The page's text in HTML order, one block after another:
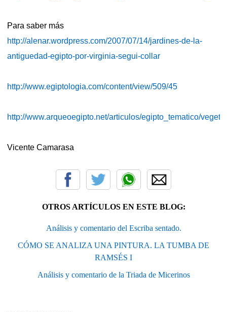
Para saber más
http://alenar.wordpress.com/2007/07/14/jardines-de-la-
antiguedad-egipto-por-virginia-segui-collar
http://www.egiptologia.com/content/view/509/45
http://www.arqueoegipto.net/articulos/egipto_tematico/
Vicente Camarasa
OTROS ARTÍCULOS EN ESTE BLOG:
Análisis y comentario del Escriba sentado.
CÓMO SE ANALIZA UNA PINTURA. LA TUMBA DE
RAMSÉS I
Análisis y comentario de la Triada de Micerinos